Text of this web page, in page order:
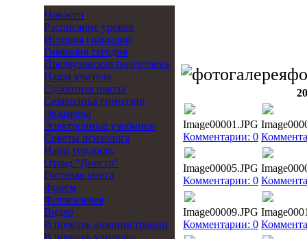
Новости
Расписание уроков
История гимназии
Гимназия сегодня
Предвузовская подготовка
Наши учителя
Субботняя школа
Символика гимназии
Экзамены
Электронные учебники
Советы психолога
Наша гордость
Отряд "Днестр"
Гостевая книга
Форум
Фотогалерея
Видео
В помощь администрации
В помощь учителю
Image00001.JPG
Комментарии: 0
Image00005.JPG
Комментарии: 0
Image00009.JPG
Комментарии: 0